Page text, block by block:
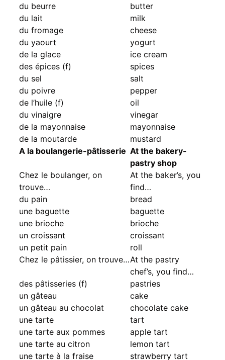
du beurre
butter
du lait
milk
du fromage
cheese
du yaourt
yogurt
de la glace
ice cream
des épices (f)
spices
du sel
salt
du poivre
pepper
de l’huile (f)
oil
du vinaigre
vinegar
de la mayonnaise
mayonnaise
de la moutarde
mustard
A la boulangerie-pâtisserie At the bakery-
pastry shop
Chez le boulanger, on
trouve…
At the baker’s, you
find…
du pain
bread
une baguette
baguette
une brioche
brioche
un croissant
croissant
un petit pain
roll
Chez le pâtissier, on trouve…At the pastry
chef’s, you find…
des pâtisseries (f)
pastries
un gâteau
cake
un gâteau au chocolat
chocolate cake
une tarte
tart
une tarte aux pommes
apple tart
une tarte au citron
lemon tart
une tarte à la fraise
strawberry tart